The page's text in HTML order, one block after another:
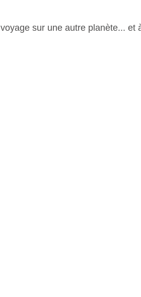
sur une autre planète... et